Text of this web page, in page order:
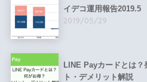
イデコ運用報告2019.5
2019/05/29
LINE Payカードとは？
ト・デメリット解説